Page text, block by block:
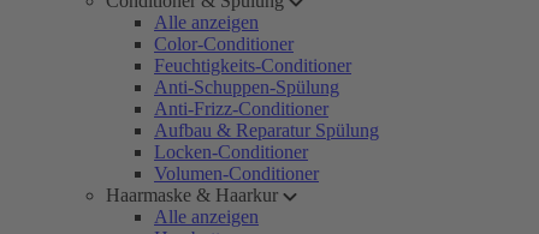
Alle anzeigen
Color-Conditioner
Feuchtigkeits-Conditioner
Anti-Schuppen-Spülung
Anti-Frizz-Conditioner
Aufbau & Reparatur Spülung
Locken-Conditioner
Volumen-Conditioner
Haarmaske & Haarkur
Alle anzeigen